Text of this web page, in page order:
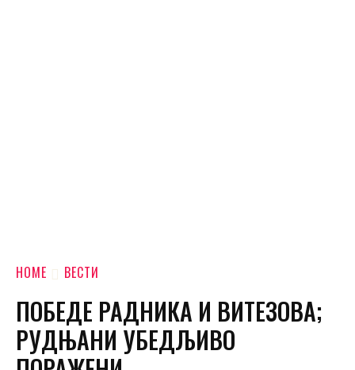
HOME ВЕСТИ
ПОБЕДЕ РАДНИКА И ВИТЕЗОВА;
РУДЊАНИ УБЕДЉИВО